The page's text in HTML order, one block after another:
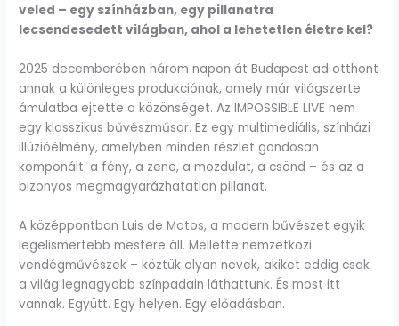
veled – egy színházban, egy pillanatra
lecsendesedett világban, ahol a lehetetlen életre kel?
2025 decemberében három napon át Budapest ad otthont
annak a különleges produkciónak, amely már világszerte
ámulatba ejtette a közönséget. Az IMPOSSIBLE LIVE nem
egy klasszikus bűvészműsor. Ez egy multimediális, színházi
illúzióélmény, amelyben minden részlet gondosan
komponált: a fény, a zene, a mozdulat, a csönd – és az a
bizonyos megmagyarázhatatlan pillanat.
A középpontban Luis de Matos, a modern bűvészet egyik
legelismertebb mestere áll. Mellette nemzetközi
vendégművészek – köztük olyan nevek, akiket eddig csak
a világ legnagyobb színpadain láthattunk. És most itt
vannak. Együtt. Egy helyen. Egy előadásban.